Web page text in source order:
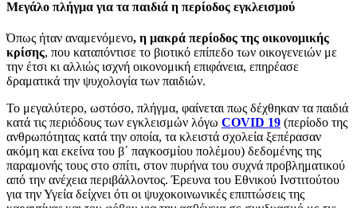
Μεγάλο πλήγμα για τα παιδιά η περίοδος εγκλεισμού
Όπως ήταν αναμενόμενο, η μακρά περίοδος της οικονομικής
κρίσης, που καταπόντισε το βιοτικό επίπεδο των οικογενειών με
την έτσι κι αλλιώς ισχνή οικονομική επιφάνεια, επηρέασε
δραματικά την ψυχολογία των παιδιών.
Το μεγαλύτερο, ωστόσο, πλήγμα, φαίνεται πως δέχθηκαν τα παιδιά
κατά τις περιόδους των εγκλεισμών λόγω COVID 19 (περίοδο της
ανθρωπότητας κατά την οποία, τα κλειστά σχολεία ξεπέρασαν
ακόμη και εκείνα του β΄ παγκοσμίου πολέμου) δεδομένης της
παραμονής τους στο σπίτι, στον πυρήνα του συχνά προβληματικού
από την ανέχεια περιβάλλοντος. Έρευνα του Εθνικού Ινστιτούτου
για την Υγεία δείχνει ότι οι ψυχοκοινωνικές επιπτώσεις της